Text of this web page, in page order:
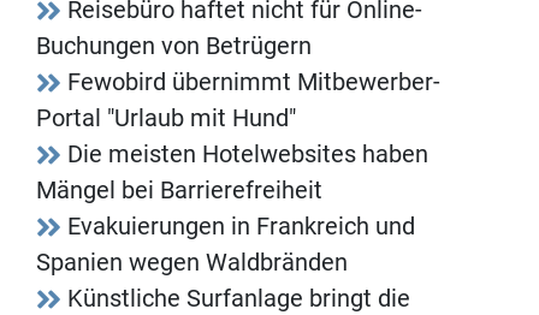
Reisebüro haftet nicht für Online-
Buchungen von Betrügern
Fewobird übernimmt Mitbewerber-
Portal "Urlaub mit Hund"
Die meisten Hotelwebsites haben
Mängel bei Barrierefreiheit
Evakuierungen in Frankreich und
Spanien wegen Waldbränden
Künstliche Surfanlage bringt die